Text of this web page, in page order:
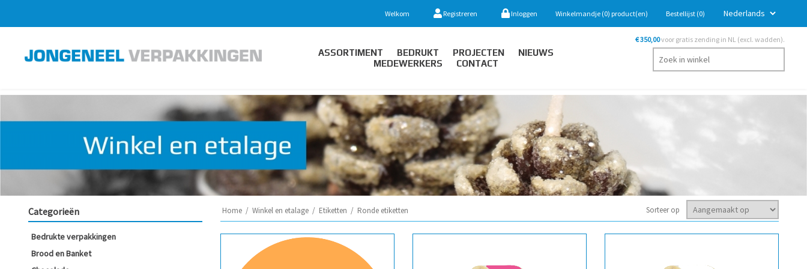
Welkom Registreren Inloggen Winkelmandje (0) product(en) Bestellijst (0)
ASSORTIMENT BEDRUKT PROJECTEN
NIEUWS
MEDEWERKERS
CONTACT
€ 350,00voor gratis zending in NL (excl. wadden).
Categorieën
Bedrukte verpakkingen
Brood en Banket
Home / Winkel en etalage / Etiketten / Ronde etiketten Sorteer op